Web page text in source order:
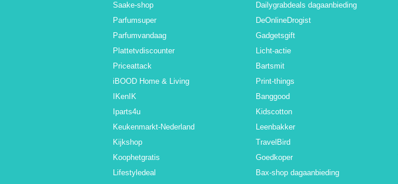
Saake-shop
Parfumsuper
Parfumvandaag
Plattetvdiscounter
Priceattack
iBOOD Home & Living
IKenIK
Iparts4u
Keukenmarkt-Nederland
Kijkshop
Koophetgratis
Lifestyledeal
Dailygrabdeals dagaanbieding
DeOnlineDrogist
Gadgetsgift
Licht-actie
Bartsmit
Print-things
Banggood
Kidscotton
Leenbakker
TravelBird
Goedkoper
Bax-shop dagaanbieding